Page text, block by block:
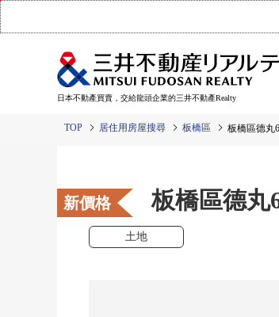
日本不動產買賣，交給龍頭企業的三井不動產Realty
TOP 居住用房屋搜尋 板橋區 板橋區德
新價格 板橋區德
土地